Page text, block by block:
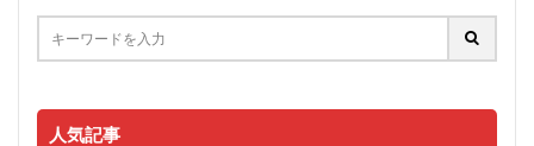
人気記事